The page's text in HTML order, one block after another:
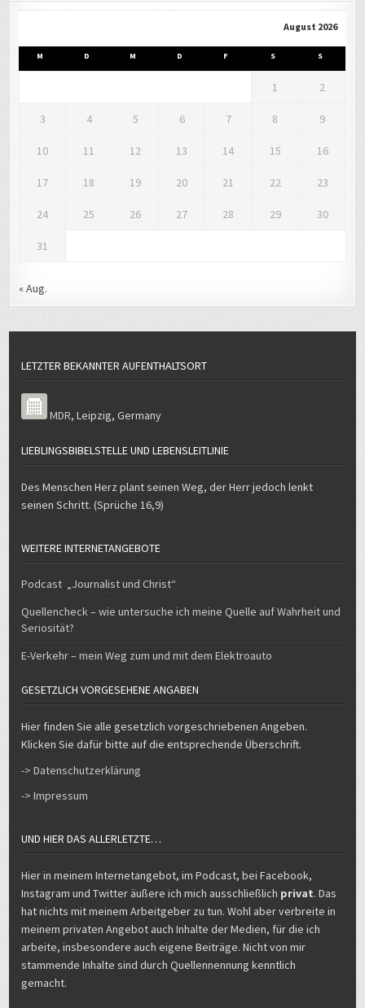
August 2026
M D M D F S S
1 2
3 4 5 6 7 8 9
10 11 12 13 14 15 16
17 18 19 20 21 22 23
24 25 26 27 28 29 30
31
« Aug.
LETZTER BEKANNTER AUFENTHALTSORT
MDR,Leipzig,Germany
LIEBLINGSBIBELSTELLE UND LEBENSLEITLINIE
Des Menschen Herz plant seinen Weg, der Herr jedoch lenkt
seinen Schritt. (Sprüche 16,9)
WEITERE INTERNETANGEBOTE
Podcast „Journalist und Christ“
Quellencheck – wie untersuche ich meine Quelle auf Wahrheit und
Seriosität?
E-Verkehr – mein Weg zum und mit dem Elektroauto
GESETZLICH VORGESEHENE ANGABEN
Hier finden Sie alle gesetzlich vorgeschriebenen Angeben.
Klicken Sie dafür bitte auf die entsprechende Überschrift.
-> Datenschutzerklärung
-> Impressum
UND HIER DAS ALLERLETZTE…
Hier in meinem Internetangebot, im Podcast, bei Facebook,
Instagram und Twitter äußere ich mich ausschließlich privat. Das
hat nichts mit meinem Arbeitgeber zu tun. Wohl aber verbreite in
meinem privaten Angebot auch Inhalte der Medien, für die ich
arbeite, insbesondere auch eigene Beiträge. Nicht von mir
stammende Inhalte sind durch Quellennennung kenntlich
gemacht.